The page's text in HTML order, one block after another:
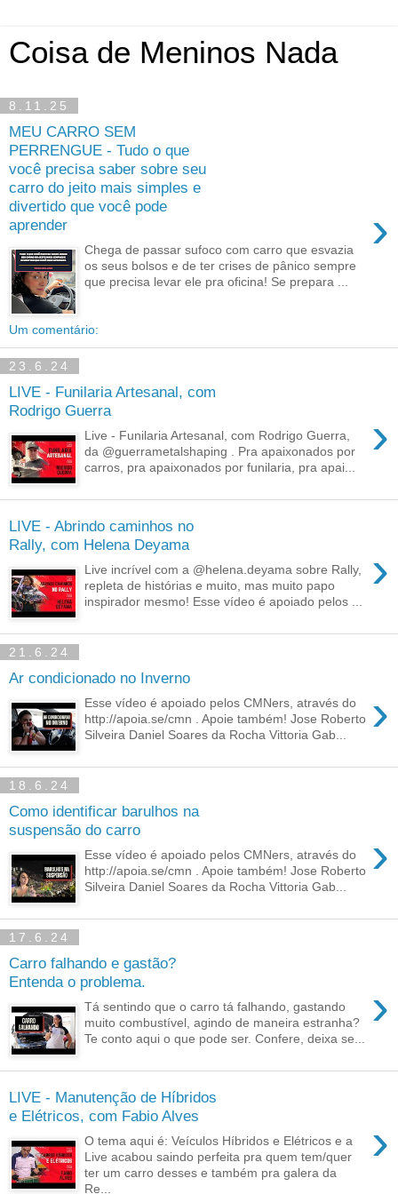
Coisa de Meninos Nada
8.11.25
MEU CARRO SEM
PERRENGUE - Tudo o que
você precisa saber sobre seu
carro do jeito mais simples e
divertido que você pode
aprender
›
Chega de passar sufoco com carro que esvazia
os seus bolsos e de ter crises de pânico sempre
que precisa levar ele pra oficina! Se prepara ...
Um comentário:
23.6.24
LIVE - Funilaria Artesanal, com
Rodrigo Guerra
›
Live - Funilaria Artesanal, com Rodrigo Guerra,
da @guerrametalshaping . Pra apaixonados por
carros, pra apaixonados por funilaria, pra apai...
LIVE - Abrindo caminhos no
Rally, com Helena Deyama
›
Live incrível com a @helena.deyama sobre Rally,
repleta de histórias e muito, mas muito papo
inspirador mesmo! Esse vídeo é apoiado pelos ...
21.6.24
Ar condicionado no Inverno
›
Esse vídeo é apoiado pelos CMNers, através do
http://apoia.se/cmn . Apoie também! Jose Roberto
Silveira Daniel Soares da Rocha Vittoria Gab...
18.6.24
Como identificar barulhos na
suspensão do carro
›
Esse vídeo é apoiado pelos CMNers, através do
http://apoia.se/cmn . Apoie também! Jose Roberto
Silveira Daniel Soares da Rocha Vittoria Gab...
17.6.24
Carro falhando e gastão?
Entenda o problema.
›
Tá sentindo que o carro tá falhando, gastando
muito combustível, agindo de maneira estranha?
Te conto aqui o que pode ser. Confere, deixa se...
LIVE - Manutenção de Híbridos
e Elétricos, com Fabio Alves
›
O tema aqui é: Veículos Híbridos e Elétricos e a
Live acabou saindo perfeita pra quem tem/quer
ter um carro desses e também pra galera da
Re...